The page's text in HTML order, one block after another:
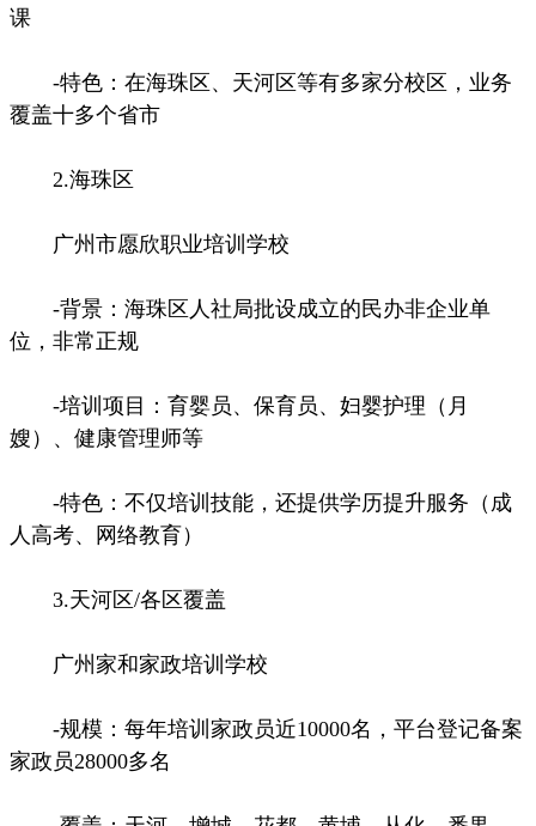
课
-特色：在海珠区、天河区等有多家分校区，业务
覆盖十多个省市
2.海珠区
广州市愿欣职业培训学校
-背景：海珠区人社局批设成立的民办非企业单
位，非常正规
-培训项目：育婴员、保育员、妇婴护理（月
嫂）、健康管理师等
-特色：不仅培训技能，还提供学历提升服务（成
人高考、网络教育）
3.天河区/各区覆盖
广州家和家政培训学校
-规模：每年培训家政员近10000名，平台登记备案
家政员28000多名